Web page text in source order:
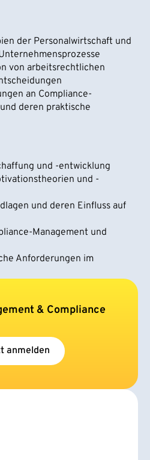
der Personalwirtschaft und
von arbeitsrechtlichen
an Compliance-
deren praktische
und -entwicklung
und -
und deren Einfluss auf
Management und
Anforderungen im
& Compliance
anmelden